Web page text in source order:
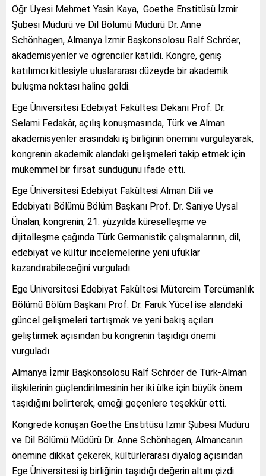
Öğr. Üyesi Mehmet Yasin Kaya, Goethe Enstitüsü İzmir
Şubesi Müdürü ve Dil Bölümü Müdürü Dr. Anne
Schönhagen, Almanya İzmir Başkonsolosu Ralf Schröer,
akademisyenler ve öğrenciler katıldı. Kongre, geniş
katılımcı kitlesiyle uluslararası düzeyde bir akademik
buluşma noktası haline geldi.
Ege Üniversitesi Edebiyat Fakültesi Dekanı Prof. Dr.
Selami Fedakâr, açılış konuşmasında, Türk ve Alman
akademisyenler arasındaki iş birliğinin önemini vurgulayarak,
kongrenin akademik alandaki gelişmeleri takip etmek için
mükemmel bir fırsat sunduğunu ifade etti.
Ege Üniversitesi Edebiyat Fakültesi Alman Dili ve
Edebiyatı Bölümü Bölüm Başkanı Prof. Dr. Saniye Uysal
Ünalan, kongrenin, 21. yüzyılda küreselleşme ve
dijitalleşme çağında Türk Germanistik çalışmalarının, dil,
edebiyat ve kültür incelemelerine yeni ufuklar
kazandırabileceğini vurguladı.
Ege Üniversitesi Edebiyat Fakültesi Mütercim Tercümanlık
Bölümü Bölüm Başkanı Prof. Dr. Faruk Yücel ise alandaki
güncel gelişmeleri tartışmak ve yeni bakış açıları
geliştirmek açısından bu kongrenin taşıdığı önemi
vurguladı.
Almanya İzmir Başkonsolosu Ralf Schröer de Türk-Alman
ilişkilerinin güçlendirilmesinin her iki ülke için büyük önem
taşıdığını belirterek, emeği geçenlere teşekkür etti.
Kongrede konuşan Goethe Enstitüsü İzmir Şubesi Müdürü
ve Dil Bölümü Müdürü Dr. Anne Schönhagen, Almancanın
önemine dikkat çekerek, kültürlerarası diyalog açısından
Ege Üniversitesi iş birliğinin taşıdığı değerin altını çizdi.